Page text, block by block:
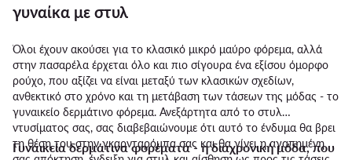
γυναίκα με στυλ
Όλοι έχουν ακούσει για το κλασικό μικρό μαύρο φόρεμα, αλλά
στην πασαρέλα έρχεται όλο και πιο σίγουρα ένα εξίσου όμορφο
ρούχο, που αξίζει να είναι μεταξύ των κλασικών σχεδίων,
ανθεκτικό στο χρόνο και τη μετάβαση των τάσεων της μόδας - το
γυναικείο δερμάτινο φόρεμα. Ανεξάρτητα από το στυλ
ντυσίματος σας, σας διαβεβαιώνουμε ότι αυτό το ένδυμα θα βρει
τη θέση του στην γκαρνταρόμπα σας και θα γίνει η αγαπημένη
Γυναικεία δερμάτινα φορέματα - η διαχρονική μόδα, που